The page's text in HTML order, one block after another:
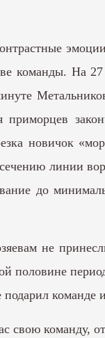
команды. На
новичок
линии
до
не
команде
свою команду,